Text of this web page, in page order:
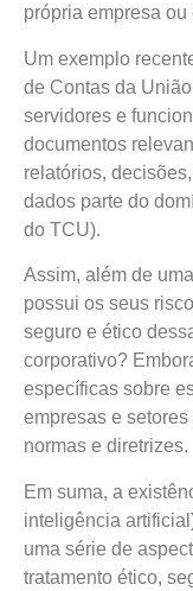
própria empresa ou
Um exemplo
de Contas da
servidores e
documentos
relatórios,
dados parte do
do TCU).
Assim, além de
possui os seus
seguro e ético
corporativo?
específicas sobre
empresas e
normas e diretrizes.
Em suma, a
inteligência
uma série de
tratamento ético,